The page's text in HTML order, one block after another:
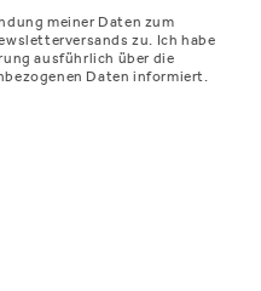
meiner Daten zum
zu. Ich habe
ausführlich über die
Daten informiert.